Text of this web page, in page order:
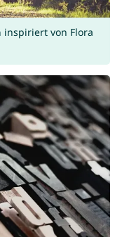
inspiriert von Flora